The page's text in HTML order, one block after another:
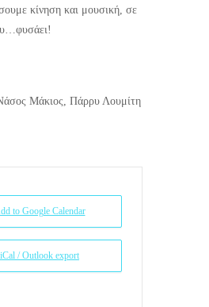
κίνηση και μουσική, σε
Μάκιος, Πάρρυ Λουμίτη
to Google Calendar
/ Outlook export